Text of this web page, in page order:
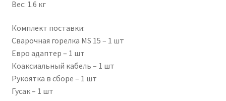
Вес: 1.6 кг
Комплект поставки:
Сварочная горелка MS 15 – 1 шт
Евро адаптер – 1 шт
Коаксиальный кабель – 1 шт
Рукоятка в сборе – 1 шт
Гусак – 1 шт